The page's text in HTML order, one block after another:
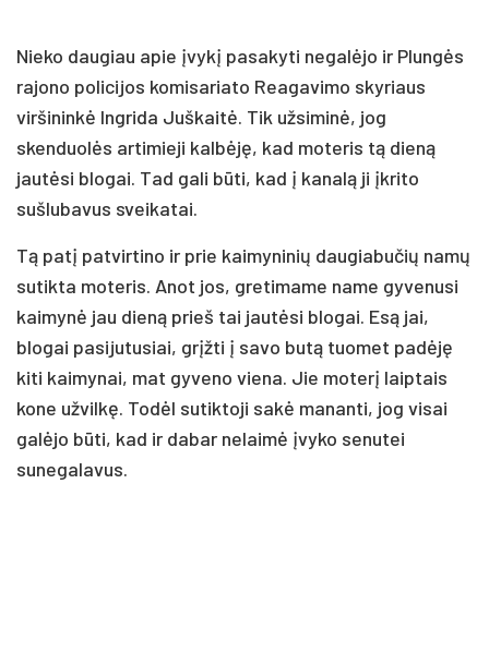
Nieko daugiau apie įvykį pasakyti negalėjo ir Plungės
rajono policijos komisariato Reagavimo skyriaus
viršininkė Ingrida Juškaitė. Tik užsiminė, jog
skenduolės artimieji kalbėję, kad moteris tą dieną
jautėsi blogai. Tad gali būti, kad į kanalą ji įkrito
sušlubavus sveikatai.
Tą patį patvirtino ir prie kaimyninių daugiabučių namų
sutikta moteris. Anot jos, gretimame name gyvenusi
kaimynė jau dieną prieš tai jautėsi blogai. Esą jai,
blogai pasijutusiai, grįžti į savo butą tuomet padėję
kiti kaimynai, mat gyveno viena. Jie moterį laiptais
kone užvilkę. Todėl sutiktoji sakė mananti, jog visai
galėjo būti, kad ir dabar nelaimė įvyko senutei
sunegalavus.